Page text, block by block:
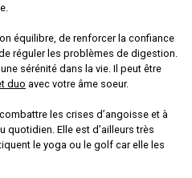
équilibre, de renforcer la confiance
réguler les problèmes de digestion.
sérénité dans la vie. Il peut être
duo avec votre âme soeur.
les crises d’angoisse et à
quotidien. Elle est d’ailleurs très
le yoga ou le golf car elle les